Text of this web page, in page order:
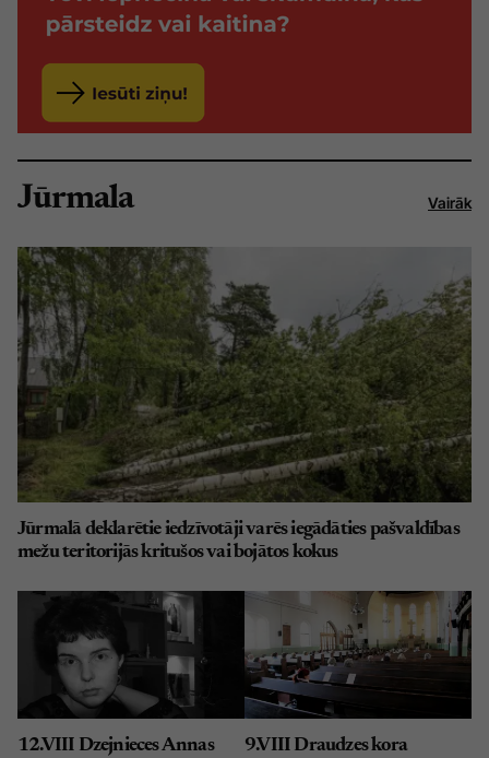
Jūrmala Vairāk
Jūrmalā deklarētie iedzīvotāji varēs iegādāties pašvaldības
mežu teritorijās kritušos vai bojātos kokus
12.VIII Dzejnieces Annas
9.VIII Draudzes kora